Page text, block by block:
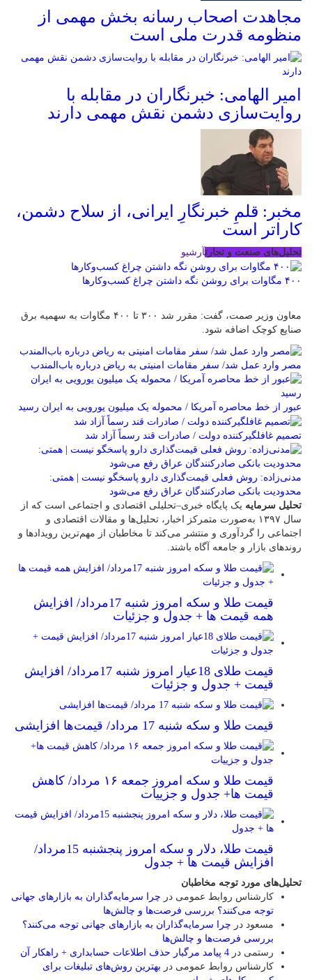
مجاهدت اصحاب رسانه بخش مهمی از
منظومه قدرت ملی است
امیر الهامی: خبرنگاران در مقابله با
روایت‌سازی دشمن نقش مهمی دارند
مخبر: قلمِ خبرنگارِ ایرانی، از سلاح دشمن،
کاراتر است
تحلیل‌های صنعت و تجارتآرشیو
۴۰۰ مگاوات برای روشن نگه داشتن چراغ کسب‌وکار‌ها
معاون وزیر صمت، گفت: مقرر شد ۳۰۰ تا ۴۰۰ مگاوات به سهمیه برق
صنایع کوچک اضافه شود.
مصر وارد عمل شد/ سفر مقامات امنیتی به ریاض درباره باب‌المندب
عبور از خط محاصره آمریکا / محموله یک میلیون یورویی به ایران رسید
تصمیم غافلگیرکننده دولت / صادرات قند رسماً آزاد شد
مدنی‌زاده: روش فعلی قیمت‌گذاری دارو پاسخگو نیست | همتی:
محدودیت بانکی صادرکنندگان عراق رفع می‌شود
تحلیل سرمایه یک پایگاه خبری–تحلیلی اقتصادی و اجتماعی است که از
سال ۱۳۹۷ به‌صورت متمرکز اخبار، تحلیل‌ها و مقالات اقتصادی و
اجتماعی را گردآوری و منتشر می‌کند تا مخاطبان از مهم‌ترین رویدادها و
روندهای بازار و جامعه آگاه باشند.
قیمت طلا و سکه امروز شنبه 17مرداد/ افزایش
همه قیمت ها + جدول و جزئیات
قیمت طلای 18عیار امروز شنبه 17مرداد/ افزایش
قیمت + جدول و جزئیات
قیمت طلا و سکه شنبه 17 مرداد/ قیمت‌ها افزایشی
قیمت طلا و سکه امروز جمعه ۱۶ مرداد/ کاهش
قیمت ها+ جدول و جزییات
قیمت طلا، دلار و سکه امروز پنجشنبه 15مرداد/
افزایش قیمت ها + جدول
تحلیل‌های مورد توجه مخاطبان
کارشناس روابط عمومی در چرا سرمایه‌گذاران به بازارهای جهانی
توجه می‌کنند؟ بررسی فرصت‌ها و چالش‌ها
مسعود در چرا سرمایه‌گذاران به بازارهای جهانی توجه می‌کنند؟
بررسی فرصت‌ها و چالش‌ها
رستمی در 4 پیامد مرگبار حذف اطلاعات حسابداری + راهکار آن
کارشناس روابط عمومی در بهترین روش‌های تبلیغات برای